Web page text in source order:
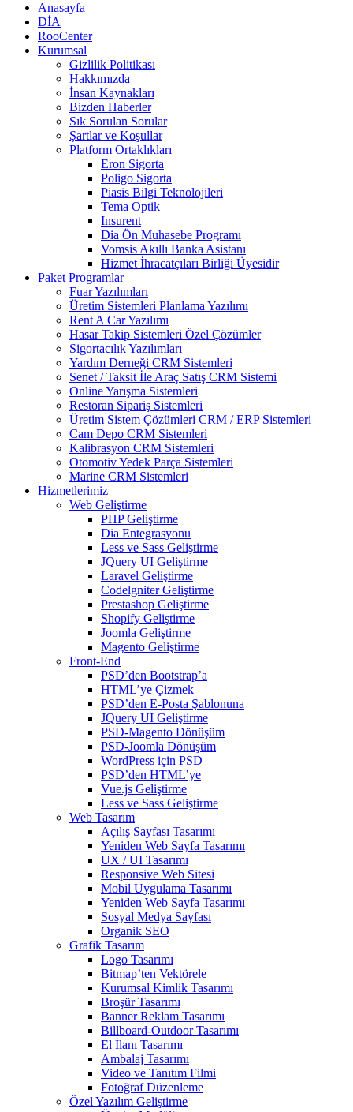
Anasayfa
DİA
RooCenter
Kurumsal
Gizlilik Politikası
Hakkımızda
İnsan Kaynakları
Bizden Haberler
Sık Sorulan Sorular
Şartlar ve Koşullar
Platform Ortaklıkları
Eron Sigorta
Poligo Sigorta
Piasis Bilgi Teknolojileri
Tema Optik
Insurent
Dia Ön Muhasebe Programı
Vomsis Akıllı Banka Asistanı
Hizmet İhracatçıları Birliği Üyesidir
Paket Programlar
Fuar Yazılımları
Üretim Sistemleri Planlama Yazılımı
Rent A Car Yazılımı
Hasar Takip Sistemleri Özel Çözümler
Sigortacılık Yazılımları
Yardım Derneği CRM Sistemleri
Senet / Taksit İle Araç Satış CRM Sistemi
Online Yarışma Sistemleri
Restoran Sipariş Sistemleri
Üretim Sistem Çözümleri CRM / ERP Sistemleri
Cam Depo CRM Sistemleri
Kalibrasyon CRM Sistemleri
Otomotiv Yedek Parça Sistemleri
Marine CRM Sistemleri
Hizmetlerimiz
Web Geliştirme
PHP Geliştirme
Dia Entegrasyonu
Less ve Sass Geliştirme
JQuery UI Geliştirme
Laravel Geliştirme
Codelgniter Geliştirme
Prestashop Geliştirme
Shopify Geliştirme
Joomla Geliştirme
Magento Geliştirme
Front-End
PSD’den Bootstrap’a
HTML’ye Çizmek
PSD’den E-Posta Şablonuna
JQuery UI Geliştirme
PSD-Magento Dönüşüm
PSD-Joomla Dönüşüm
WordPress için PSD
PSD’den HTML’ye
Vue.js Geliştirme
Less ve Sass Geliştirme
Web Tasarım
Açılış Sayfası Tasarımı
Yeniden Web Sayfa Tasarımı
UX / UI Tasarımı
Responsive Web Sitesi
Mobil Uygulama Tasarımı
Yeniden Web Sayfa Tasarımı
Sosyal Medya Sayfası
Organik SEO
Grafik Tasarım
Logo Tasarımı
Bitmap’ten Vektörele
Kurumsal Kimlik Tasarımı
Broşür Tasarımı
Banner Reklam Tasarımı
Billboard-Outdoor Tasarımı
El İlanı Tasarımı
Ambalaj Tasarımı
Video ve Tanıtım Filmi
Fotoğraf Düzenleme
Özel Yazılım Geliştirme